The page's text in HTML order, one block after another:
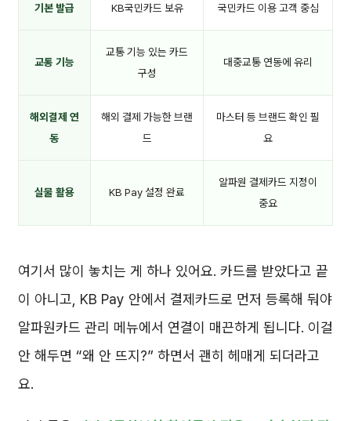
기본 발급 KB국민카드 보유 국민카드 이용 고객 중심
교통 기능
교통 기능 있는 카드
구성
대중교통 연동에 유리
해외결제 연
동
해외 결제 가능한 브랜
드
마스터 등 브랜드 확인 필
요
실물 활용 KB Pay 설정 완료
알파원 결제카드 지정이
중요
여기서 많이 놓치는 게 하나 있어요. 카드를 받았다고 끝
이 아니고, KB Pay 안에서 결제카드로 먼저 등록해 둬야
알파원카드 관리 메뉴에서 연결이 매끈하게 됩니다. 이걸
안 해두면 “왜 안 뜨지?” 하면서 괜히 헤매게 되더라고
요.